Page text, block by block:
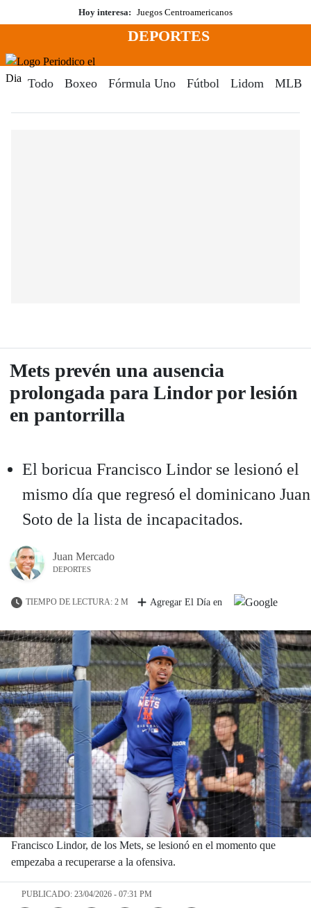
al
Hoy interesa: Juegos Centroamericanos
Menú
DEPORTES
Todo Boxeo Fórmula Uno Fútbol Lidom MLB
Mets prevén una ausencia
prolongada para Lindor por lesión
en pantorrilla
El boricua Francisco Lindor se lesionó el
mismo día que regresó el dominicano Juan
Soto de la lista de incapacitados.
Juan Mercado
DEPORTES
TIEMPO DE LECTURA: 2 M Agregar El Día en
Francisco Lindor, de los Mets, se lesionó en el momento que
empezaba a recuperarse a la ofensiva.
PUBLICADO: 23/04/2026 - 07:31 PM